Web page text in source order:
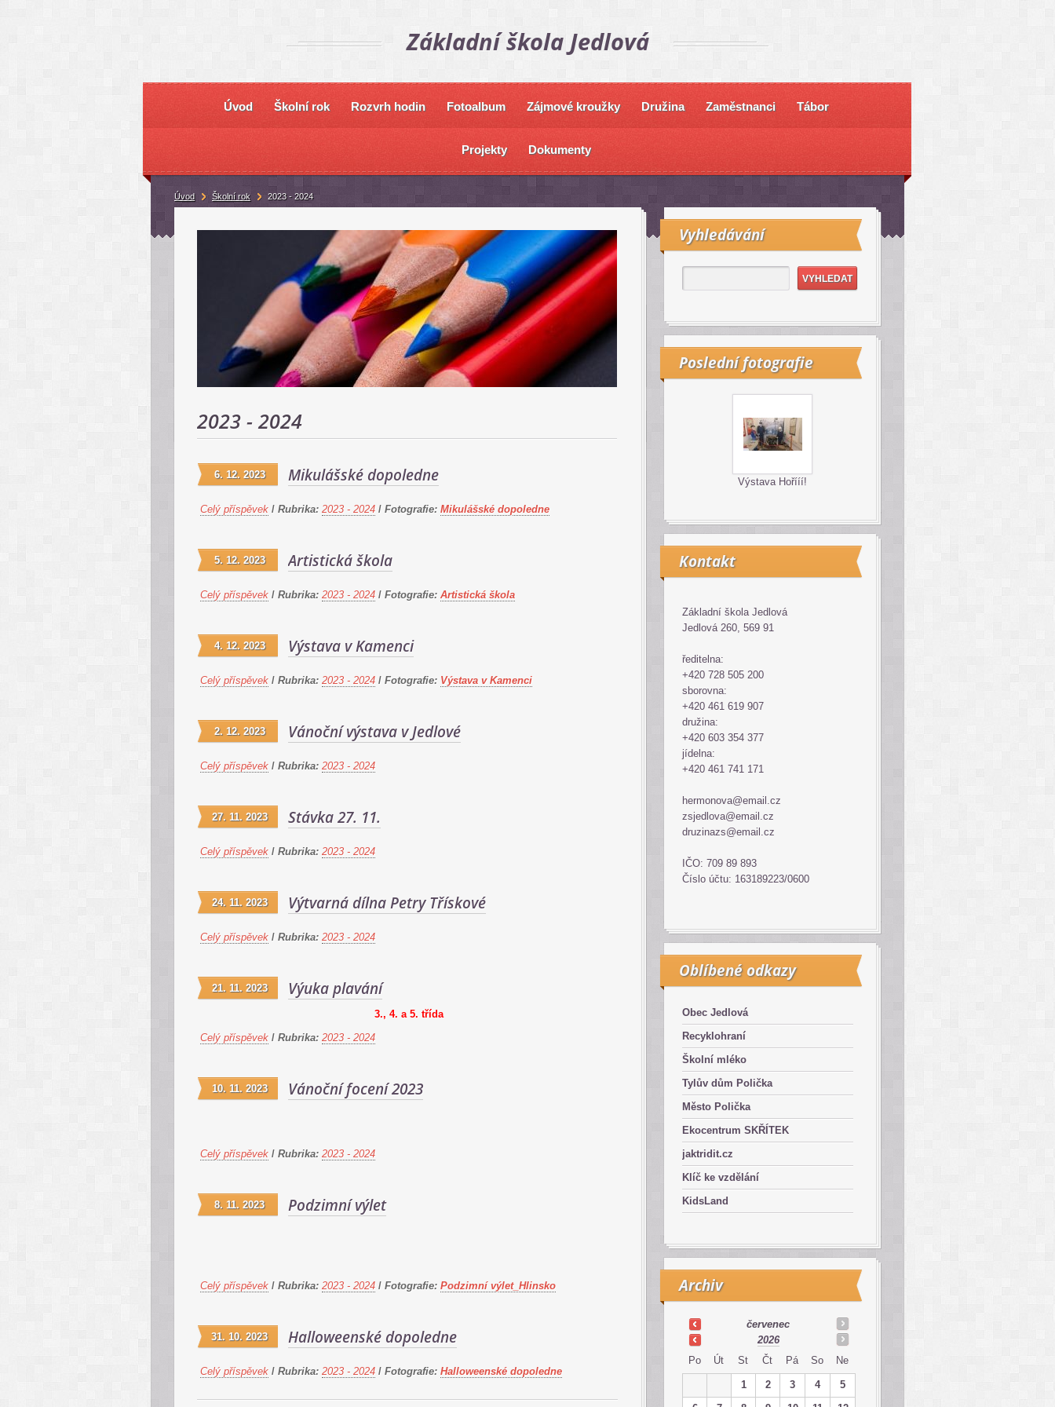
Základní škola Jedlová
Úvod Školní rok Rozvrh hodin Fotoalbum Zájmové kroužky Družina Zaměstnanci Tábor
Projekty Dokumenty
2023 - 2024
Mikulášské dopoledne
6. 12. 2023
Celý příspěvek / Rubrika: 2023 - 2024 / Fotografie: Mikulášské dopoledne
Artistická škola
5. 12. 2023
Celý příspěvek / Rubrika: 2023 - 2024 / Fotografie: Artistická škola
Výstava v Kamenci
4. 12. 2023
Celý příspěvek / Rubrika: 2023 - 2024 / Fotografie: Výstava v Kamenci
Vánoční výstava v Jedlové
2. 12. 2023
Celý příspěvek / Rubrika: 2023 - 2024
Stávka 27. 11.
27. 11. 2023
Celý příspěvek / Rubrika: 2023 - 2024
Výtvarná dílna Petry Třískové
24. 11. 2023
Celý příspěvek / Rubrika: 2023 - 2024
Výuka plavání
21. 11. 2023
3., 4. a 5. třída
Celý příspěvek / Rubrika: 2023 - 2024
Vánoční focení 2023
10. 11. 2023
Celý příspěvek / Rubrika: 2023 - 2024
Podzimní výlet
8. 11. 2023
Celý příspěvek / Rubrika: 2023 - 2024 / Fotografie: Podzimní výlet_Hlinsko
Halloweenské dopoledne
31. 10. 2023
Celý příspěvek / Rubrika: 2023 - 2024 / Fotografie: Halloweenské dopoledne
Vyhledávání
Poslední fotografie
Výstava Hořííí!
Kontakt
Základní škola Jedlová
Jedlová 260, 569 91
ředitelna:
+420 728 505 200
sborovna:
+420 461 619 907
družina:
+420 603 354 377
jídelna:
+420 461 741 171
hermonova@email.cz
zsjedlova@email.cz
druzinazs@email.cz
IČO: 709 89 893
Číslo účtu: 163189223/0600
Oblíbené odkazy
Obec Jedlová
Recyklohraní
Školní mléko
Tylův dům Polička
Město Polička
Ekocentrum SKŘÍTEK
jaktridit.cz
Klíč ke vzdělání
KidsLand
Archiv
červenec
2026
Po
Út St Čt Pá So Ne
1 2 3 4
5
Úvod Školní rok 2023 - 2024